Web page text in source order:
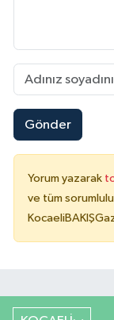
Gönder
Yorum yazarak
ve tüm